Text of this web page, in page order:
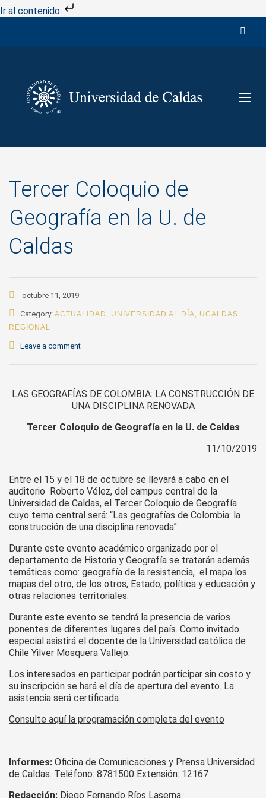
Ir al contenido
Tercer Coloquio de
Geografía en la U. de
Caldas
octubre 11, 2019
Category: ACTUALIDAD , UNIVERSIDAD AL DÍA, UCALDAS
REGIONAL
Leave a comment
LAS GEOGRAFÍAS DE COLOMBIA: LA CONSTRUCCIÓN DE
UNA DISCIPLINA RENOVADA
Tercer Coloquio de Geografía en la U. de Caldas
11/10/2019
Entre el 15 y el 18 de octubre se llevará a cabo en el
auditorio Roberto Vélez, del campus central de la
Universidad de Caldas, el Tercer Coloquio de Geografía
cuyo tema central será: “Las geografías de Colombia: la
construcción de una disciplina renovada”.
Durante este evento académico organizado por el
departamento de Historia y Geografía se tratarán además
temáticas como: geografía de la resistencia, el mapa los
mapas del otro, de los otros, Estado, política y educación y
otras relaciones territoriales.
Durante este evento se tendrá la presencia de varios
ponentes de diferentes lugares del país. Como invitado
especial asistirá el docente de la Universidad católica de
Chile Yilver Mosquera Vallejo.
Los interesados en participar podrán participar sin costo y
su inscripción se hará el día de apertura del evento. La
asistencia será certificada.
Consulte aquí la programación completa del evento
Informes: Oficina de Comunicaciones y Prensa Universidad
de Caldas. Teléfono: 8781500 Extensión: 12167
Redacción: Diego Fernando Ríos Laserna